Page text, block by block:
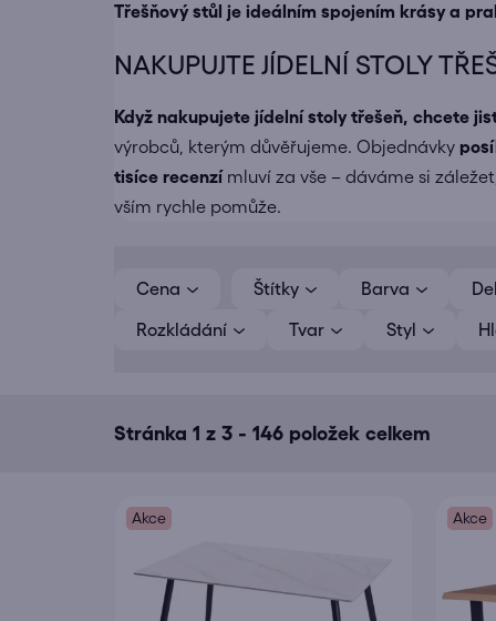
Třešňový stůl je ideálním spojením krásy a
NAKUPUJTE JÍDELNÍ STOLY
Když nakupujete jídelní stoly třešeň, chcete
výrobců, kterým důvěřujeme. Objednávky
tisíce recenzímluví za vše – dáváme si
vším rychle pomůže.
Stránka 1 z 3 - 146 položek celkem
Cena Barva
Rozkládání Styl
Tvar
r
u Akce Akce